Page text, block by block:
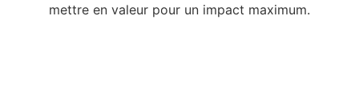
mettre en valeur pour un impact maximum.